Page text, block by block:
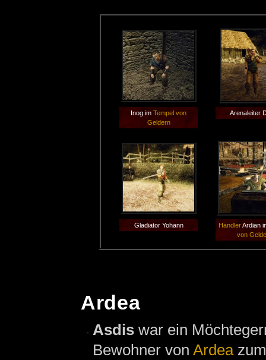
Inog imTempel von
Geldern
Arenaleiter
Gladiator Yohann HändlerArdian
von
Ardea
Asdis war ein
Bewohner von Ardea